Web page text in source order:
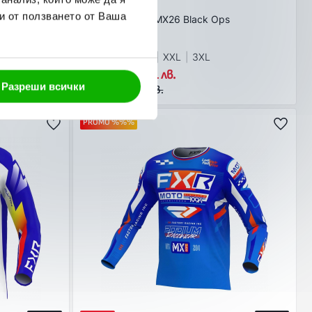
от ползването от Ваша
Разреши всички
White
FXR
Тениска Clutch MX26 Black Ops
XXL 3XL
42,75 € / 83,61 лв.
45,00 € / 88,01 лв.
PROMO %%%